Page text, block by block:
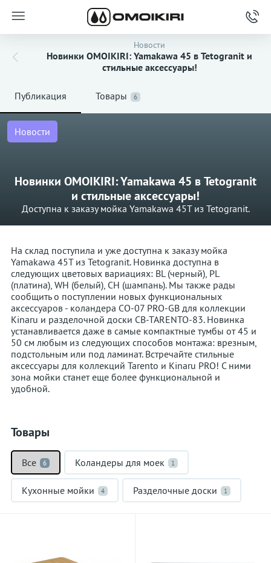
Новости
Новинки OMOIKIRI: Yamakawa 45 в Tetogranit и
стильные аксессуары!
Публикация Товары 6
Новинки OMOIKIRI: Yamakawa 45 в Tetogranit
и стильные аксессуары!
Доступна к заказу мойка Yamakawa 45T из Tetogranit.
Новости
На склад поступила и уже доступна к заказу мойка
Yamakawa 45T из Tetogranit. Новинка доступна в
следующих цветовых вариациях: ​​​​​​BL (черный), PL
(платина), WH (белый), CH (шампань). Мы также рады
сообщить о поступлении новых функциональных
аксессуаров - коландера CO-07 PRO-GB для коллекции
Kinaru и разделочной доски CB-TARENTO-83. Новинка
устанавливается даже в самые компактные тумбы от 45 и
50 см любым из следующих способов монтажа: врезным,
подстольным или под ламинат. Встречайте стильные
аксессуары для коллекций Tarento и Kinaru PRO! С ними
зона мойки станет еще более функциональной и
удобной.
Товары
Все 6 Коландеры для моек 1
Кухонные мойки 4 Разделочные доски 1